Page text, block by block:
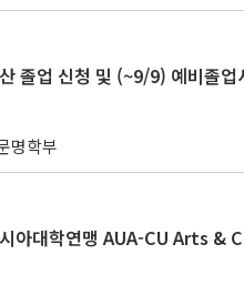
졸업 신청 및 (~9/9) 예비졸업
명학부